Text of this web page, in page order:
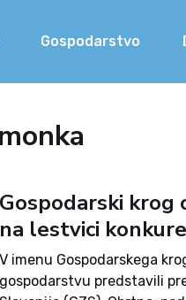
Gospodarstvo
Gospodarski
na lestvici
V imenu Gospodarskega
gospodarstvu predstavili